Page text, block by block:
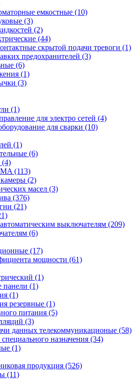
емкостные (10)
(3)
(2)
(44)
скрытой подачи тревоги (1)
предохранителей (3)
(6)
(1)
(3)
(1)
для электро сетей (4)
для сварки (10)
(1)
(6)
(4)
(113)
(2)
масел (3)
(376)
(21)
выключателям (209)
(6)
(17)
мощности (61)
(1)
(1)
(1)
резервные (1)
питания (5)
(3)
данных телекоммуникационые (58)
назначения (34)
(1)
продукция (526)
(11)